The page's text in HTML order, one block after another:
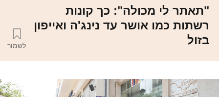
"תאתר לי מכולה": כך קונות
רשתות כמו אושר עד נינג'ה ואייפון
בזול
לשמור